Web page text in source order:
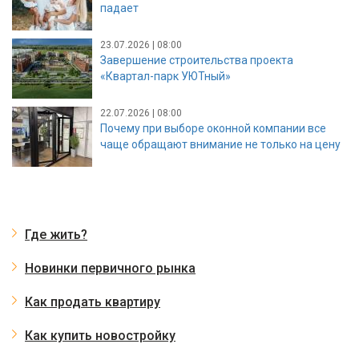
падает
23.07.2026 | 08:00
Завершение строительства проекта
«Квартал-парк УЮТный»
22.07.2026 | 08:00
Почему при выборе оконной компании все
чаще обращают внимание не только на цену
Где жить?
Новинки первичного рынка
Как продать квартиру
Как купить новостройку